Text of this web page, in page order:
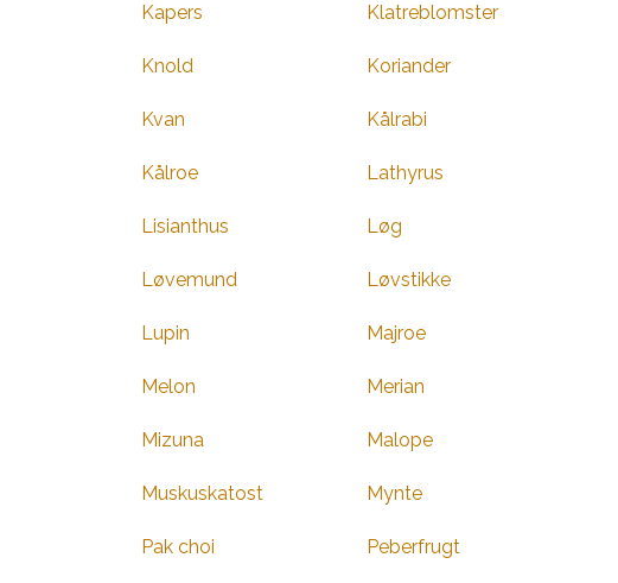
Kapers Klatreblomster
Knold Koriander
Kvan Kålrabi
Kålroe Lathyrus
Lisianthus Løg
Løvemund Løvstikke
Lupin Majroe
Melon Merian
Mizuna Malope
Muskuskatost Mynte
Pak choi Peberfrugt